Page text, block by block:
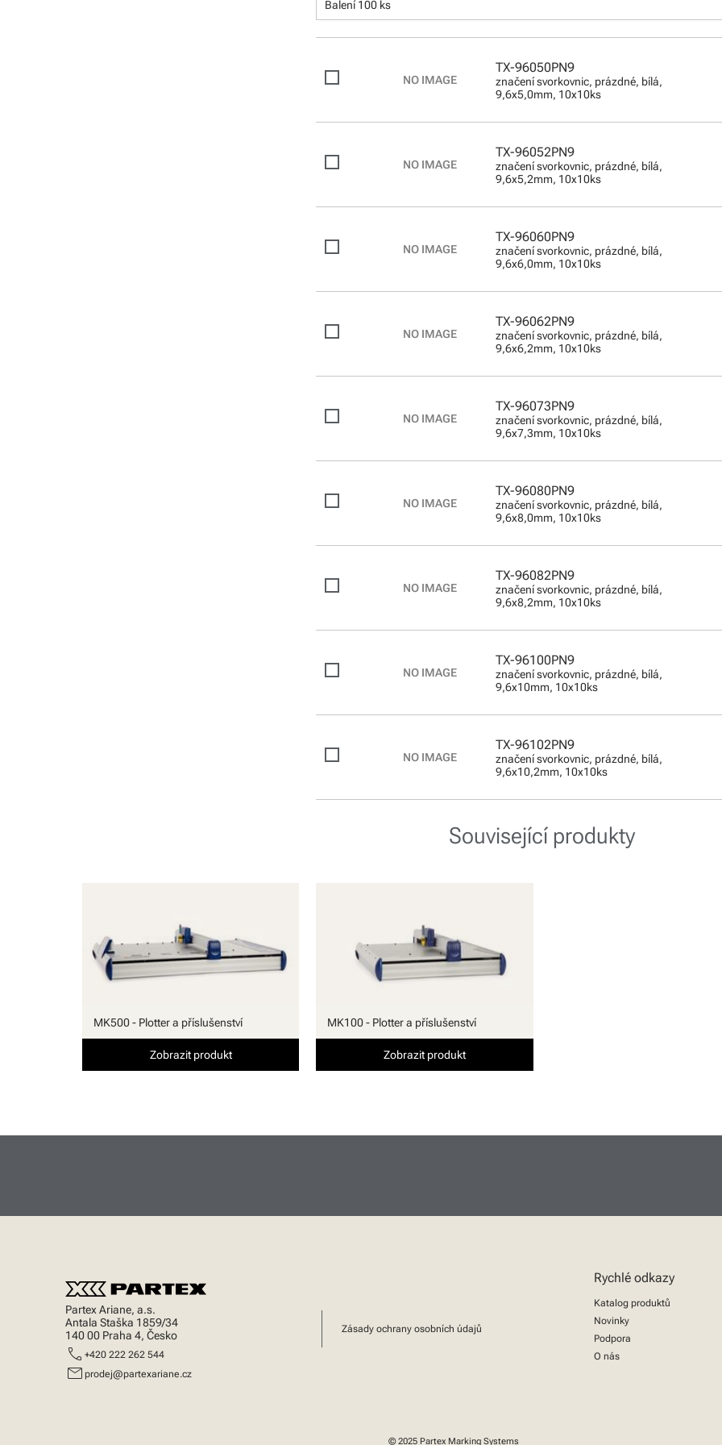
Balení 100 ks
TX-96050PN9
značení svorkovnic, prázdné, bílá,
9,6x5,0mm, 10x10ks
TX-96052PN9
značení svorkovnic, prázdné, bílá,
9,6x5,2mm, 10x10ks
TX-96060PN9
značení svorkovnic, prázdné, bílá,
9,6x6,0mm, 10x10ks
TX-96062PN9
značení svorkovnic, prázdné, bílá,
9,6x6,2mm, 10x10ks
TX-96073PN9
značení svorkovnic, prázdné, bílá,
9,6x7,3mm, 10x10ks
TX-96080PN9
značení svorkovnic, prázdné, bílá,
9,6x8,0mm, 10x10ks
TX-96082PN9
značení svorkovnic, prázdné, bílá,
9,6x8,2mm, 10x10ks
TX-96100PN9
značení svorkovnic, prázdné, bílá,
9,6x10mm, 10x10ks
TX-96102PN9
značení svorkovnic, prázdné, bílá,
9,6x10,2mm, 10x10ks
Související produkty
MK500 - Plotter a příslušenství
Zobrazit produkt
MK100 - Plotter a příslušenství
Zobrazit produkt
Partex Ariane, a.s.
Antala Staška 1859/34
140 00 Praha 4, Česko
call +420 222 262 544
mail prodej@partexariane.cz
Zásady ochrany osobních údajů
Rychlé odkazy
Katalog produktů
Novinky
Podpora
O nás
© 2025 Partex Marking Systems